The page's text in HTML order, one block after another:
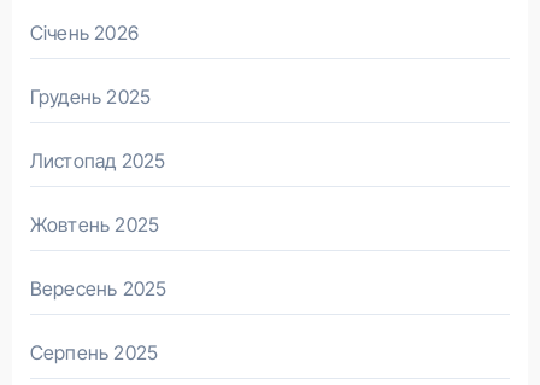
Січень 2026
Грудень 2025
Листопад 2025
Жовтень 2025
Вересень 2025
Серпень 2025